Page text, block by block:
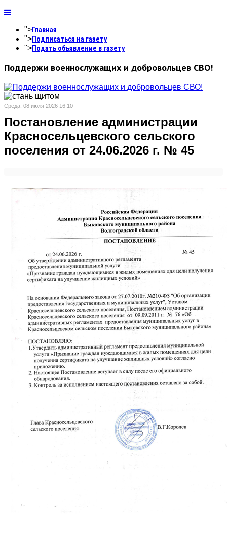
">Главная
">Подписаться на газету
">Подать объявление в газету
Поддержи военнослужащих и добровольцев СВО!
Среда, 08 июля 2026 16:10
Постановление администрации
Красносельцевского сельского
поселения от 24.06.2026 г. № 45